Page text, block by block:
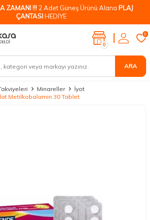
ZAMANI !!! 2 Adet Güneş Ürünü Alana PLAJ
ÇANTASIHEDİYE
ARA
0
0
Minareller
İyot
Metilkobalamin 30 Tablet